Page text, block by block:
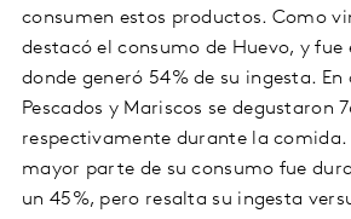
consumen estos productos. Como
destacó el consumo de Huevo, y fue
donde generó 54% de su ingesta. En
Pescados y Mariscos se degustaron
respectivamente durante la comida.
mayor parte de su consumo fue
un 45%, pero resalta su ingesta